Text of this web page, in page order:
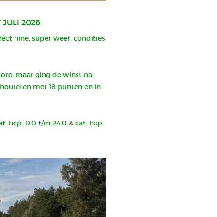
JULI 2026
nine, super weer, condities
maar ging de winst na
met 18 punten en in
hcp. 0.0 t/m 24.0 & cat. hcp.